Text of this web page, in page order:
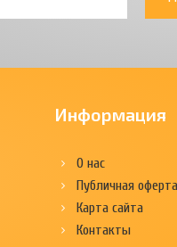
Информация
О нас
Публичная оферта
Карта сайта
Контакты